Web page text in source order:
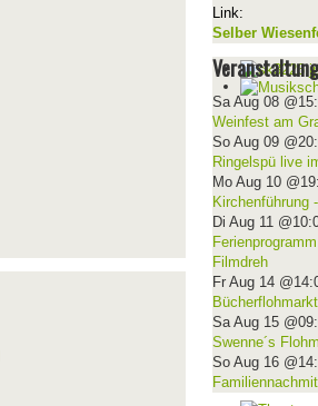
Link:
Selber
Sa Aug 08
Weinfest am
So Aug 09
Ringelspü live
Mo Aug 10
Kirchenführung
Di Aug 11
Filmdreh
Fr Aug 14
Sa Aug 15
Swenne´s
So Aug 16